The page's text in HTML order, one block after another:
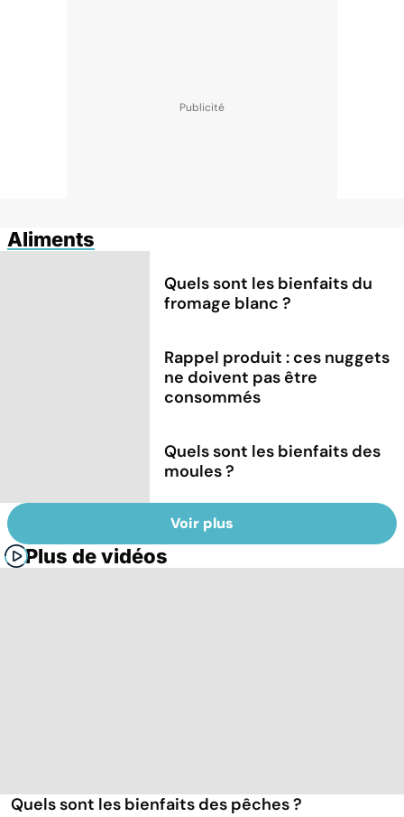
Aliments
Quels sont les bienfaits du
fromage blanc ?
Rappel produit : ces nuggets
ne doivent pas être
consommés
Quels sont les bienfaits des
moules ?
Voir plus
Plus de vidéos
Quels sont les bienfaits des pêches ?